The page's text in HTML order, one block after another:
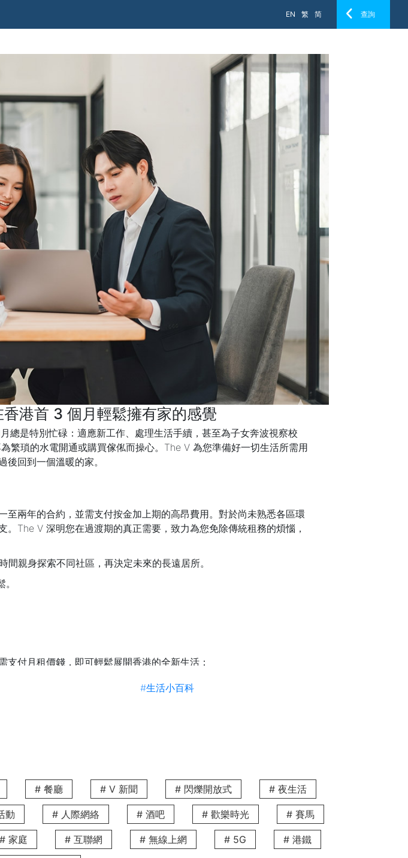
EN 繁 简 查詢
香港首 3 個月輕鬆擁有家的感覺
總是特別忙碌：適應新工作、處理生活手續，甚至為子女奔波視察校
繁瑣的水電開通或購買傢俬而操心。The V 為您準備好一切生活所需用
回到一個溫暖的家。
兩年的合約，並需支付按金加上期的高昂費用。對於尚未熟悉各區環
The V 深明您在過渡期的真正需要，致力為您免除傳統租務的煩惱，
親身探索不同社區，再決定未來的長遠居所。
付月租價錢，即可輕鬆展開香港的全新生活：
括水費、電費及網絡供應，讓您無需再為繁瑣的水電開通而操心，真正
小時前台、保安等貼心服務。香港服務式公寓按月計算租金，費用已涵
時，享受高質素生活。
緻的開放式及一房套房，到寬敞的家庭兩至三房一應俱全；更有附設露
#生活小百科
# 餐廳 # V 新聞 # 閃爍開放式 # 夜生活
動 # 人際網絡 # 酒吧 # 歡樂時光 # 賽馬
# 家庭 # 互聯網 # 無線上網 # 5G # 港鐵